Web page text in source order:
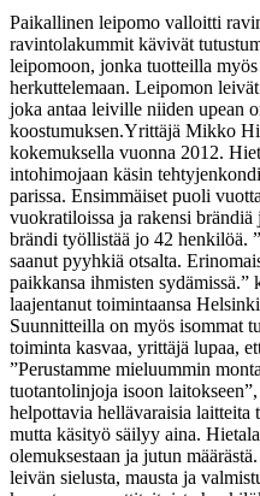
Paikallinen leipomo valloitti
ravintolakummit kävivät
leipomoon, jonka tuotteilla
herkuttelemaan. Leipomon
joka antaa leiville niiden upean
koostumuksen.Yrittäjä Mikko
kokemuksella vuonna 2012.
intohimojaan käsin tehtyjen
parissa. Ensimmäiset puoli
vuokratiloissa ja rakensi
brändi työllistää jo 42 henkilöä.
saanut pyyhkiä otsalta.
paikkansa ihmisten sydämissä.”
laajentanut toimintaansa
Suunnitteilla on myös isommat
toiminta kasvaa, yrittäjä lupaa,
”Perustamme mieluummin
tuotantolinjoja isoon
helpottavia hellävaraisia laitteita
mutta käsityö säilyy aina.
olemuksestaan ja jutun
leivän sielusta, mausta ja